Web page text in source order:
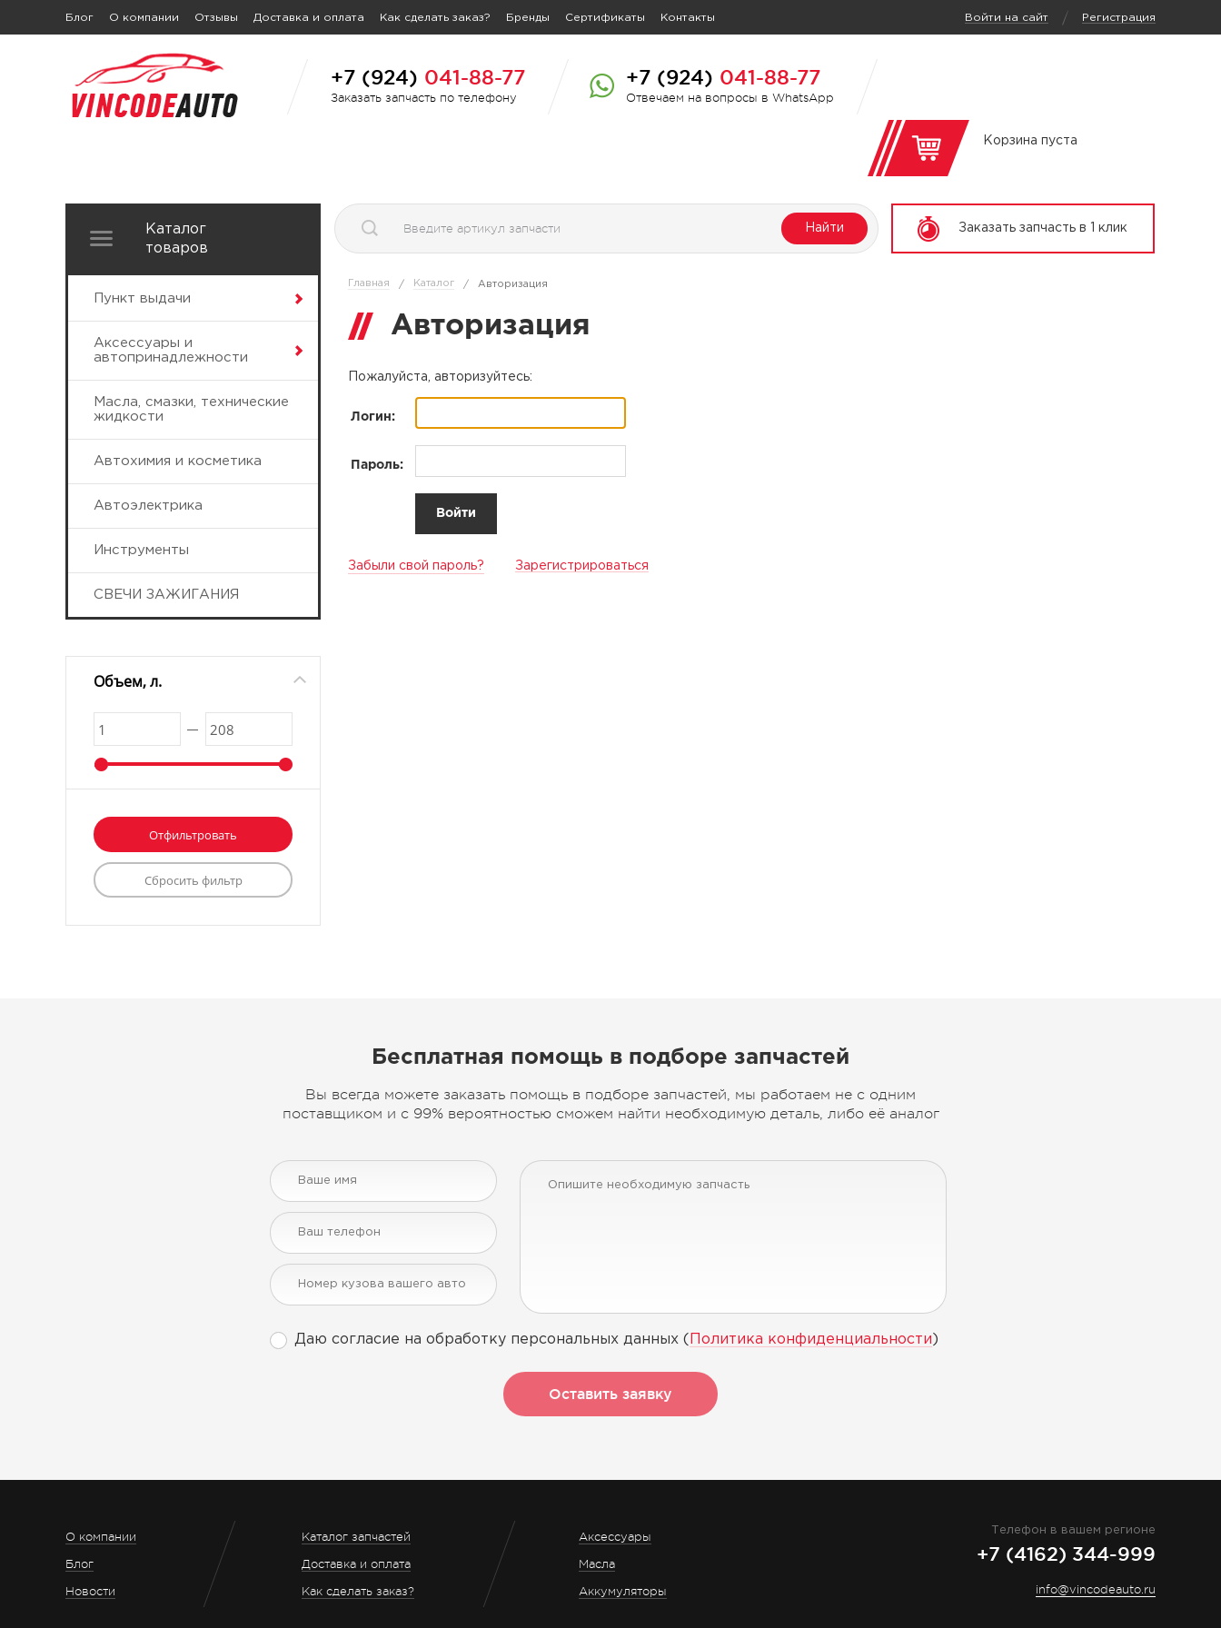
Блог О компании Отзывы Доставка и оплата Как сделать заказ? Бренды Сертификаты Контакты Войти на сайт / Регистрация
+7 (924) 041-88-77
Заказать запчасть по телефону
+7 (924) 041-88-77
Отвечаем на вопросы в WhatsApp
Корзина пуста
Каталог
товаров
Пункт выдачи
Аксессуары и
автопринадлежности
Масла, смазки, технические
жидкости
Автохимия и косметика
Автоэлектрика
Инструменты
СВЕЧИ ЗАЖИГАНИЯ
Объем, л.
Найти Заказать запчасть в 1 клик
Главная / Каталог / Авторизация
Авторизация
Пожалуйста, авторизуйтесь:
Логин:
Пароль:
Забыли свой пароль? Зарегистрироваться
Бесплатная помощь в подборе запчастей
Вы всегда можете заказать помощь в подборе запчастей, мы работаем не с одним
поставщиком и с 99% вероятностью сможем найти необходимую деталь, либо её аналог
Даю согласие на обработку персональных данных ( Политика конфиденциальности )
Оставить заявку
О компании
Блог
Новости
Каталог запчастей
Доставка и оплата
Как сделать заказ?
Аксессуары
Масла
Аккумуляторы
Телефон в вашем регионе
+7 (4162) 344-999
info@vincodeauto.ru